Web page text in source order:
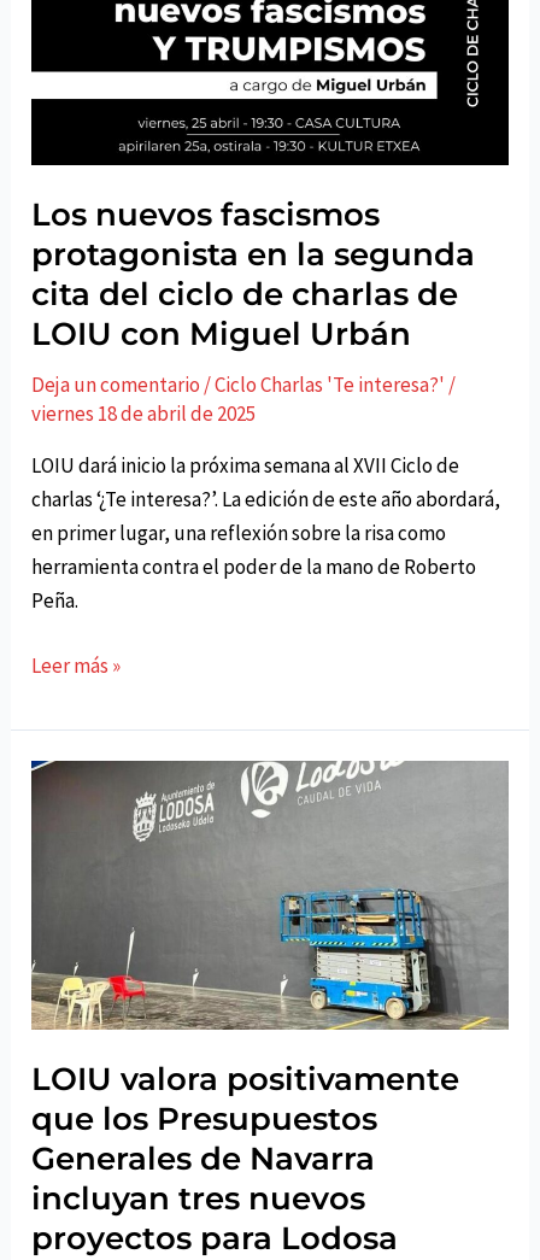
centrales
en
décimoctavo
ciclo
charlas
de
LOIU
Los nuevos fascismos
protagonista en la segunda
cita del ciclo de charlas de
LOIU con Miguel Urbán
Deja un comentario /Ciclo Charlas 'Te interesa?' /
viernes 18 de abril de 2025
LOIU dará inicio la próxima semana al XVII Ciclo de
charlas ‘¿Te interesa?’. La edición de este año abordará,
en primer lugar, una reflexión sobre la risa como
herramienta contra el poder de la mano de Roberto
Peña.
Los
fascismos
protagonista
ciclo
de
charlas
de
con
Miguel
Urbán
Leer más »
LOIU valora positivamente
que los Presupuestos
Generales de Navarra
incluyan tres nuevos
proyectos para Lodosa